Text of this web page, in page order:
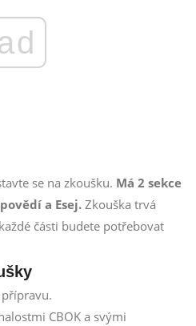
se na zkoušku. Má 2 sekce
a Esej. Zkouška trvá
části budete potřebovat
CBOK a svými